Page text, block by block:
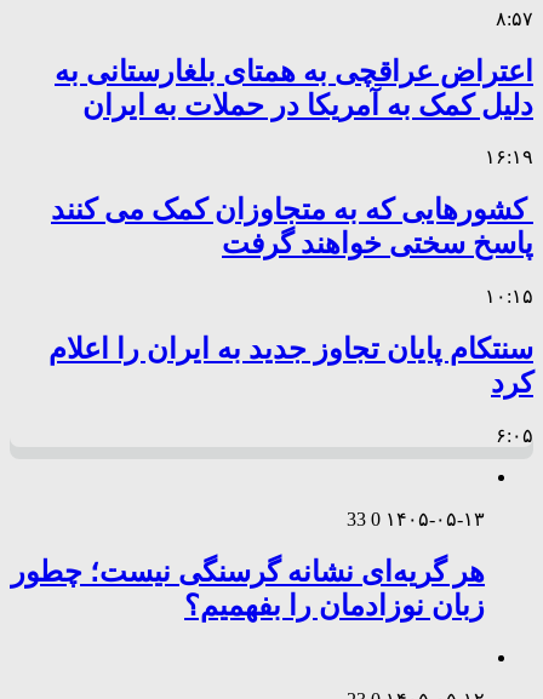
۸:۵۷
اعتراض عراقچی به همتای بلغارستانی به
دلیل کمک به آمریکا در حملات به ایران
۱۶:۱۹
کشورهایی که به متجاوزان کمک می کنند
پاسخ سختی خواهند گرفت
۱۰:۱۵
سنتکام پایان تجاوز جدید به ایران را اعلام
کرد
۶:۰۵
۱۴۰۵-۰۵-۱۳ 0
33
هر گریه‌ای نشانه گرسنگی نیست؛ چطور
زبان نوزادمان را بفهمیم؟